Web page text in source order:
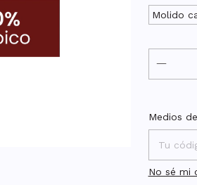
Molido
Entregas
Medios
No sé mi